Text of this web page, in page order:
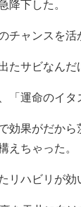
降下した。
チャンスを活
たサビなんだ
「運命のイタ
効果がだか
えちゃった。
リハビリが効